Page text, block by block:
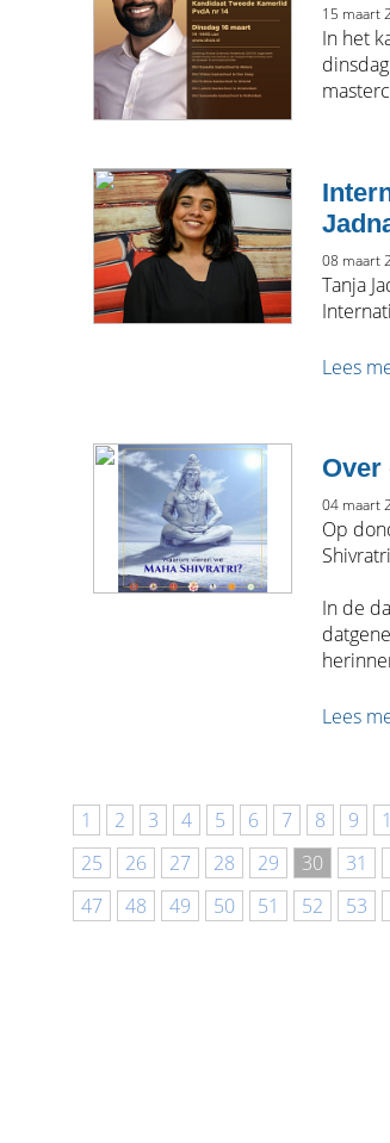
15 maart
In het
08 maart
Tanja
Lees
Over
04 maart
Op
In de
Lees
1 2 3 4 5 6 7 8 9
25
26 27 28 29 30 31
47
48 49 50 51 52 53